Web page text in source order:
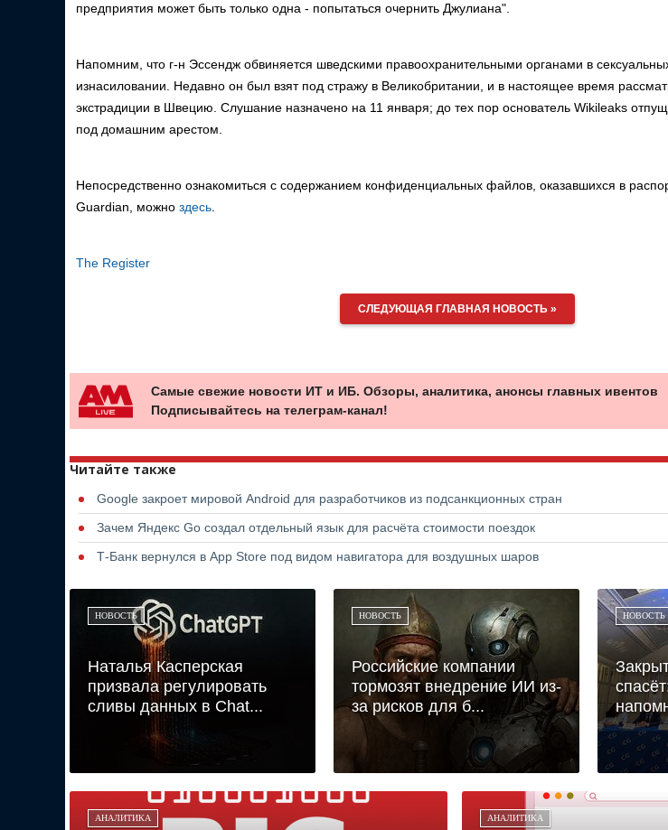
предприятия может быть только одна - попытаться очернить Джулиана".
Напомним, что г-н Эссендж обвиняется шведскими правоохранительными органами в
изнасиловании. Недавно он был взят под стражу в Великобритании, и в настоящее время
экстрадиции в Швецию. Слушание назначено на 11 января; до тех пор основатель Wikileaks
под домашним арестом.
Непосредственно ознакомиться с содержанием конфиденциальных файлов, оказавшихся в
Guardian, можно здесь
The Register
СЛЕДУЮЩАЯ ГЛАВНАЯ НОВОСТЬ »
Самые свежие новости ИТ и ИБ. Обзоры, аналитика, анонсы главных ивентов
Подписывайтесь на телеграм-канал!
Читайте также
Google закроет мировой Android для разработчиков из подсанкционных стран
Зачем Яндекс Go создал отдельный язык для расчёта стоимости поездок
Т-Банк вернулся в App Store под видом навигатора для воздушных шаров
НОВОСТЬ
Наталья Касперская
призвала регулировать
сливы данных в Chat...
НОВОСТЬ
Российские компании
тормозят внедрение ИИ из-
за рисков для б...
НОВОСТЬ
АНАЛИТИКА АНАЛИТИКА